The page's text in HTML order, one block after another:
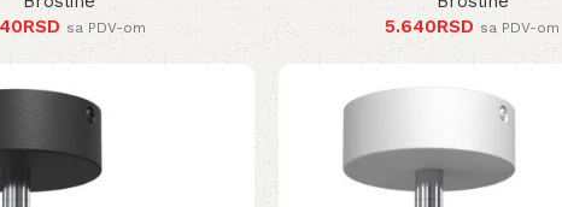
RSD sa PDV-om
5.640RSD sa PDV-om